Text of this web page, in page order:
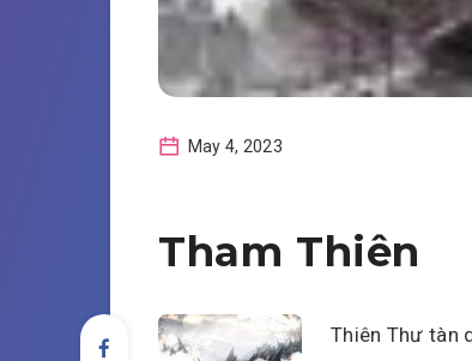
May 4, 2023
Tham Thiên
Thiên Thư tàn